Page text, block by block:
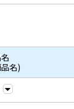
名)